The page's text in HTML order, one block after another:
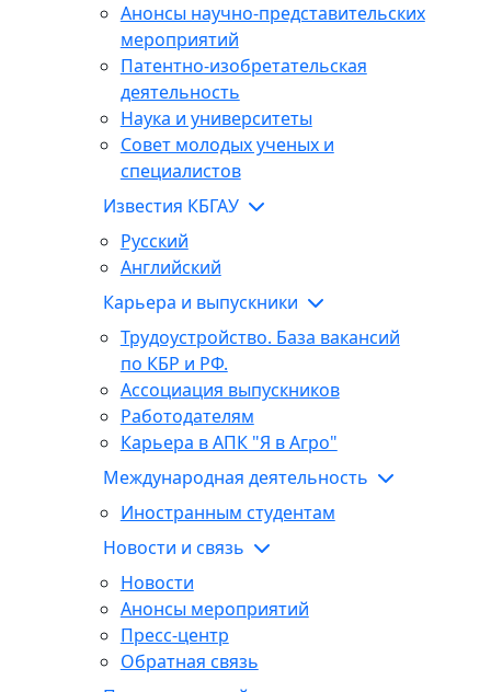
Анонсы научно-представительских
мероприятий
Патентно-изобретательская
деятельность
Наука и университеты
Совет молодых ученых и
специалистов
Известия КБГАУ
Русский
Английский
Карьера и выпускники
Трудоустройство. База вакансий
по КБР и РФ.
Ассоциация выпускников
Работодателям
Карьера в АПК "Я в Агро"
Международная деятельность
Иностранным студентам
Новости и связь
Новости
Анонсы мероприятий
Пресс-центр
Обратная связь